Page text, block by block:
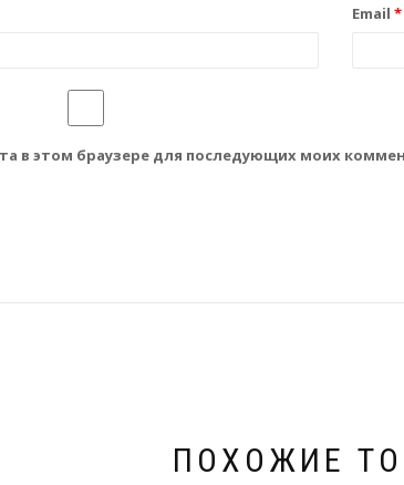
Email *
в этом браузере для последующих моих
ПОХОЖИЕ